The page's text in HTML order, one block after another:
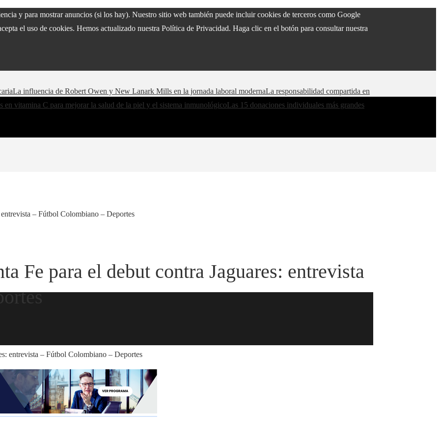
y para mostrar anuncios (si los hay). Nuestro sitio web también puede incluir cookies de terceros como Google
el uso de cookies. Hemos actualizado nuestra Política de Privacidad. Haga clic en el botón para consultar nuestra
La influencia de Robert Owen y New Lanark Mills en la jornada laboral modernaLa responsabilidad compartida en
en vitamina C para mejorar la salud de la piel y el sistema inmunológicoLas 15 donaciones individuales más grandes
– Fútbol Colombiano – Deportes
Fe para el debut contra Jaguares: entrevista